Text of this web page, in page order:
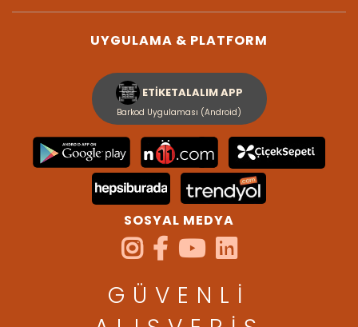
UYGULAMA & PLATFORM
ETİKETALALIM APP
Barkod Uygulaması (Android)
SOSYAL MEDYA
GÜVENLİ